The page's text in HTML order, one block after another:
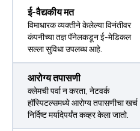
ई-वैद्यकीय मत
विमाधारक व्यक्तीने केलेल्या विनंतीवर
कंपनीच्या तज्ञ पॅनेलकडून ई-मेडिकल
सल्ला सुविधा उपलब्ध आहे.
आरोग्य तपासणी
क्लेमची पर्वा न करता, नेटवर्क
हॉस्पिटल्समध्ये आरोग्य तपासणीचा खर्च
निर्दिष्ट मर्यादेपर्यंत कव्हर केला जातो.